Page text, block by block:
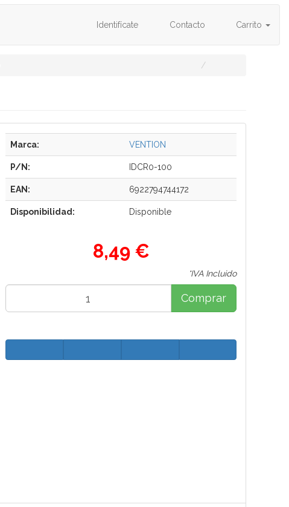
Identifícate Contacto Carrito
Marca: VENTION
P/N: IDCR0-100
EAN: 6922794744172
Disponibilidad: Disponible
8,49 €
*IVA Incluido
Comprar